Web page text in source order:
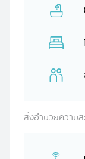
สิ่งอำนวยความส